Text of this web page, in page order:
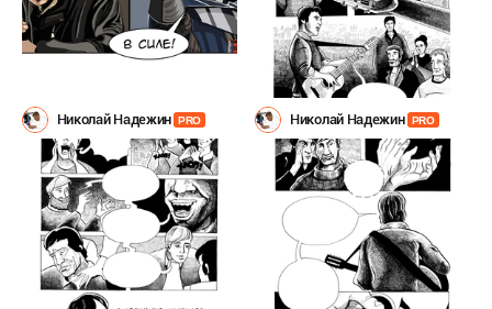
Николай Надежин PRO Николай Надежин PRO